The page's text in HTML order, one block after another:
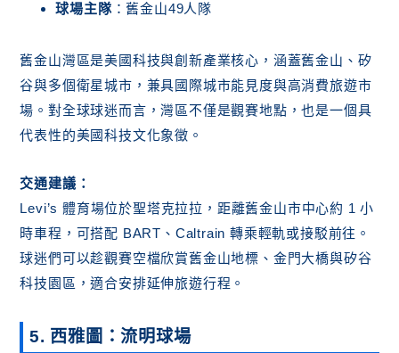
球場主隊：舊金山49人隊
舊金山灣區是美國科技與創新產業核心，涵蓋舊金山、矽
谷與多個衛星城市，兼具國際城市能見度與高消費旅遊市
場。對全球球迷而言，灣區不僅是觀賽地點，也是一個具
代表性的美國科技文化象徵。
交通建議：
Levi’s 體育場位於聖塔克拉拉，距離舊金山市中心約 1 小
時車程，可搭配 BART、Caltrain 轉乘輕軌或接駁前往。
球迷們可以趁觀賽空檔欣賞舊金山地標、金門大橋與矽谷
科技園區，適合安排延伸旅遊行程。
5. 西雅圖：流明球場